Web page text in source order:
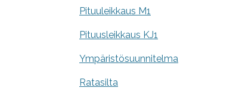
Pituuleikkaus M1
Pituusleikkaus KJ1
Ympäristösuunnitelma
Ratasilta